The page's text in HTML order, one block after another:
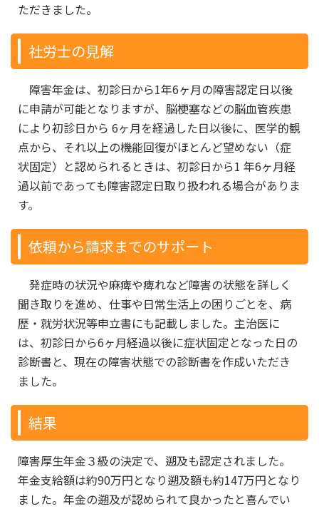
ただきました。
社労士の見解
障害年金は、初診日から1年6ヶ月の障害認定日以後
に申請が可能となりますが、脳梗塞などの脳血管疾患
により初診日から 6ヶ月を経過した日以後に、医学的観
点から、それ以上の機能回復がほとんど望めない（症
状固定）と認められるときは、初診日から1 年6ヶ月経
過以前であっても障害認定日取り扱われる場合がありま
す。
依頼から請求までのサポート
発症時の状況や麻痺や痺れなど障害の状態を詳しく
聞き取りを進め、仕事や日常生活上の困りごとを、病
歴・就労状況等申立書にも記載しました。主治医に
は、初診日から6ヶ月経過以後に症状固定となった日の
診断書と、現在の障害状態での診断書を作成いただき
ました。
結果
障害厚生年金３級の決定で、遡及も認定されました。
年金支給額は約90万円となり遡及額も約147万円となり
ました。年金の遡及が認められて良かったと喜んでい